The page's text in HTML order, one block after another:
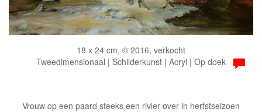
18 x 24 cm, © 2016, verkocht
Tweedimensionaal | Schilderkunst | Acryl | Op doek
Vrouw op een paard steeks een rivier over in herfstseizoen